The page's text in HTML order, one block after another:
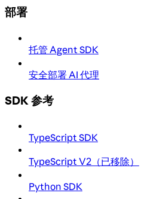
部署
托管 Agent SDK
安全部署 AI 代理
SDK 参考
TypeScript SDK
TypeScript V2（已移除）
Python SDK